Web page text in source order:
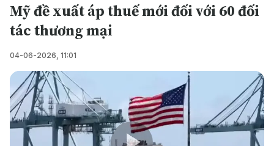
Mỹ đề xuất áp thuế mới đối với 60 đối
tác thương mại
04-06-2026, 11:01